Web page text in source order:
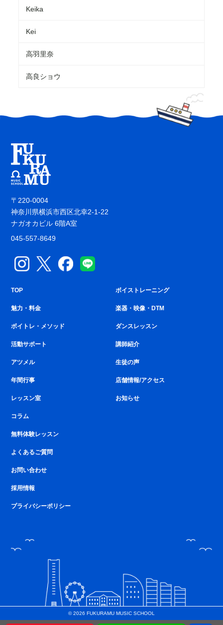
Keika
Kei
高羽里奈
高良ショウ
〒220-0004
神奈川県横浜市西区北幸2-1-22
ナガオカビル 6階A室
045-557-8649
TOP
魅力・料金
ボイトレ・メソッド
活動サポート
アツメル
年間行事
レッスン室
ボイストレーニング
楽器・映像・DTM
ダンスレッスン
講師紹介
生徒の声
店舗情報/アクセス
お知らせ
コラム
無料体験レッスン
よくあるご質問
お問い合わせ
採用情報
プライバシーポリシー
© 2026 FUKURAMU MUSIC SCHOOL